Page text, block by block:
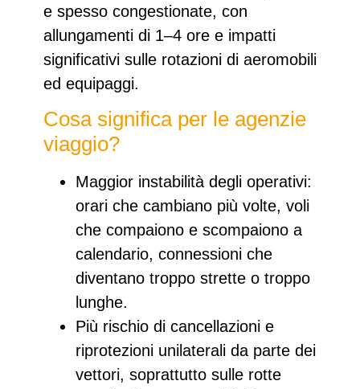
e spesso congestionate, con
allungamenti di 1–4 ore e impatti
significativi sulle rotazioni di aeromobili
ed equipaggi.
Cosa significa per le agenzie
viaggio?
Maggior instabilità degli operativi:
orari che cambiano più volte, voli
che compaiono e scompaiono a
calendario, connessioni che
diventano troppo strette o troppo
lunghe.
Più rischio di cancellazioni e
riprotezioni unilaterali da parte dei
vettori, soprattutto sulle rotte